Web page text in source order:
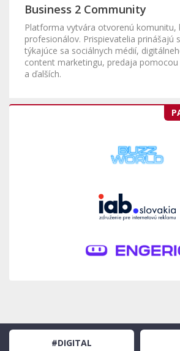
Business 2 Community
Platforma vytvára otvorenú komunitu,
profesionálov. Prispievatelia prinášajú
týkajúce sa sociálnych médií,
content marketingu, predaja
a ďalších.
#DIGITAL